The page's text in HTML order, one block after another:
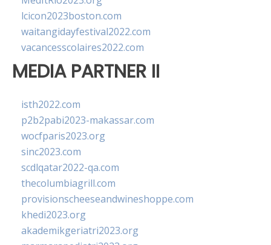
lcicon2023boston.com
waitangidayfestival2022.com
vacancesscolaires2022.com
MEDIA PARTNER II
isth2022.com
p2b2pabi2023-makassar.com
wocfparis2023.org
sinc2023.com
scdlqatar2022-qa.com
thecolumbiagrill.com
provisionscheeseandwineshoppe.com
khedi2023.org
akademikgeriatri2023.org